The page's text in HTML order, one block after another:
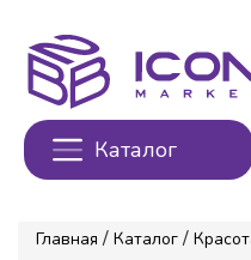
Каталог
Главная / Каталог /